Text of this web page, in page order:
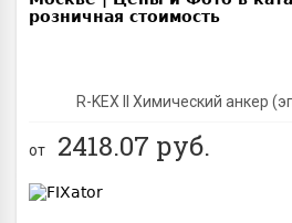
R-KEX II Химический анкер
от 2418.07 руб.